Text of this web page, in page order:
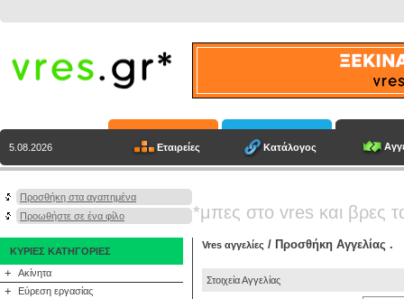
5.08.2026 Εταιρείες Κατάλογος
Προσθήκη στα αγαπημένα
Προωθήστε σε ένα φίλο
*μπες στο vres και βρες
ΚΥΡΙΕΣ ΚΑΤΗΓΟΡΙΕΣ
+ Ακίνητα
+ Εύρεση εργασίας
Vres αγγελίες / Προσθήκη Αγγελίας .
Στοιχεία Αγγελίας